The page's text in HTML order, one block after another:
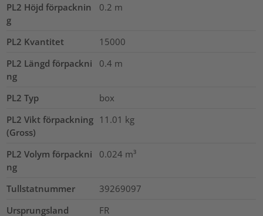
PL2 Höjd förpacknin
g
0.2 m
PL2 Kvantitet
15000
PL2 Längd förpackni
ng
0.4 m
PL2 Typ
box
PL2 Vikt förpackning
(Gross)
11.01 kg
PL2 Volym förpackni
ng
0.024 m³
Tullstatnummer
39269097
Ursprungsland
FR